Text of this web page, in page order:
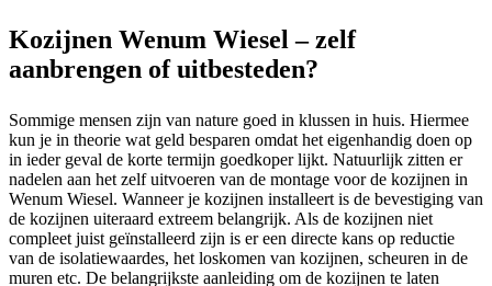
Kozijnen Wenum Wiesel – zelf
aanbrengen of uitbesteden?
Sommige mensen zijn van nature goed in klussen in huis. Hiermee
kun je in theorie wat geld besparen omdat het eigenhandig doen op
in ieder geval de korte termijn goedkoper lijkt. Natuurlijk zitten er
nadelen aan het zelf uitvoeren van de montage voor de kozijnen in
Wenum Wiesel. Wanneer je kozijnen installeert is de bevestiging van
de kozijnen uiteraard extreem belangrijk. Als de kozijnen niet
compleet juist geïnstalleerd zijn is er een directe kans op reductie
van de isolatiewaardes, het loskomen van kozijnen, scheuren in de
muren etc. De belangrijkste aanleiding om de kozijnen te laten